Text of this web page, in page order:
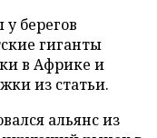
берегов
гиганты
в Африке и
из статьи.
альянс из